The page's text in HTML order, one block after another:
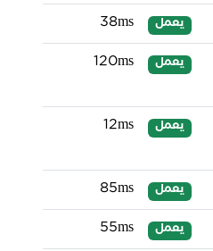
يعمل
38ms
يعمل 120ms
يعمل 12ms
يعمل
85ms
يعمل 55ms